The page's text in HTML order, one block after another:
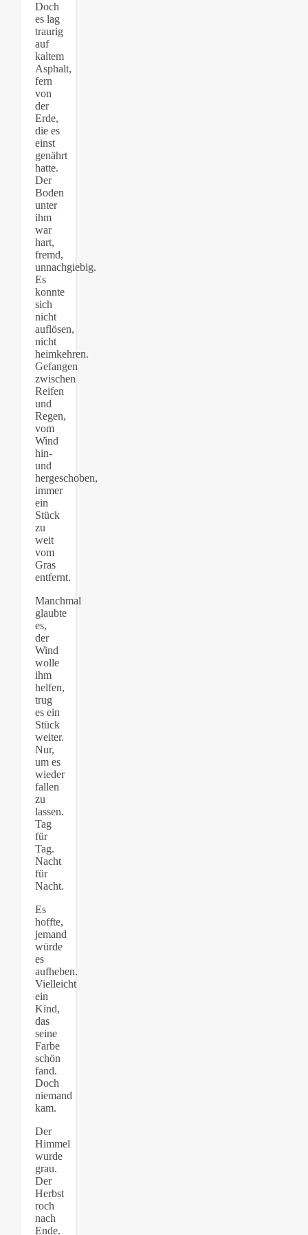
Doch
es lag
traurig
auf
kaltem
Asphalt,
fern
von
der
Erde,
die es
einst
genährt
hatte.
Der
Boden
unter
ihm
war
hart,
fremd,
unnachgiebig.
Es
konnte
sich
nicht
auflösen,
nicht
heimkehren.
Gefangen
zwischen
Reifen
und
Regen,
vom
Wind
hin-
und
hergeschoben,
immer
ein
Stück
zu
weit
vom
Gras
entfernt.
Manchmal
glaubte
es,
der
Wind
wolle
ihm
helfen,
trug
es ein
Stück
weiter.
Nur,
um es
wieder
fallen
zu
lassen.
Tag
für
Tag.
Nacht
für
Nacht.
Es
hoffte,
jemand
würde
es
aufheben.
Vielleicht
ein
Kind,
das
seine
Farbe
schön
fand.
Doch
niemand
kam.
Der
Himmel
wurde
grau.
Der
Herbst
roch
nach
Ende.